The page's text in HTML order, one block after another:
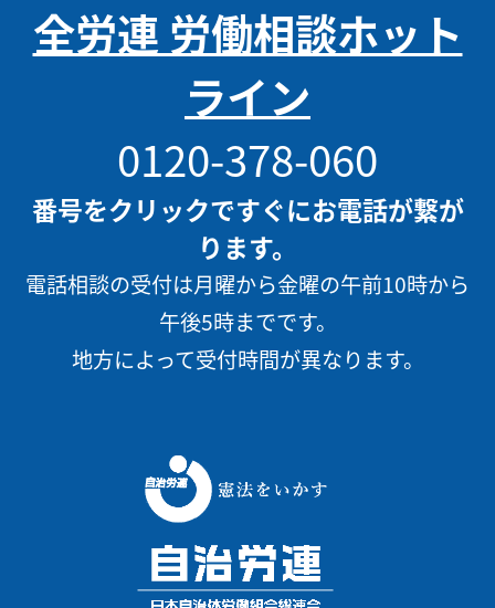
全労連 労働相談ホット
ライン
0120-378-060
番号をクリックですぐにお電話が繋が
ります。
電話相談の受付は月曜から金曜の午前10時から
午後5時までです。
地方によって受付時間が異なります。